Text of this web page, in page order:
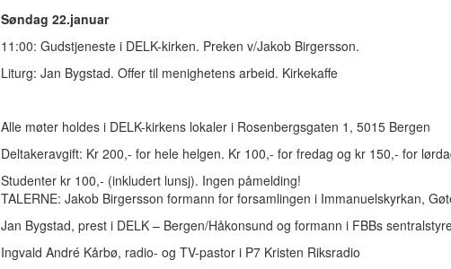
Søndag 22.januar
11:00: Gudstjeneste i DELK-kirken. Preken v/Jakob Birgersson.
Liturg: Jan Bygstad. Offer til menighetens arbeid. Kirkekaffe
Alle møter holdes i DELK-kirkens lokaler i Rosenbergsgaten 1, 5015 Bergen
Deltakeravgift: Kr 200,- for hele helgen. Kr 100,- for fredag og kr 150,- for
Studenter kr 100,- (inkludert lunsj). Ingen påmelding!
TALERNE: Jakob Birgersson formann for forsamlingen i Immanuelskyrkan,
Jan Bygstad, prest i DELK – Bergen/Håkonsund og formann i FBBs
Ingvald André Kårbø, radio- og TV-pastor i P7 Kristen Riksradio